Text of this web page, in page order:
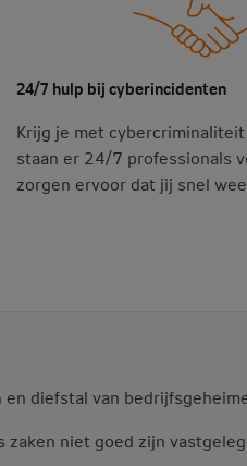
24/7 hulp bij cyberincidenten
Krijg je met cybercriminaliteit
staan er 24/7 professionals
zorgen ervoor dat jij snel
diefstal van
zaken niet goed zijn